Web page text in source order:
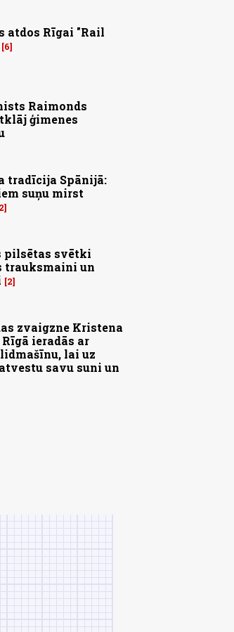
atdos Rīgai "Rail
6
Raimonds
ģimenes
tradīcija Spānijā:
suņu mirst
2
pilsētas svētki
trauksmaini un
2
zvaigzne Kristena
ieradās ar
lai uz
savu suni un